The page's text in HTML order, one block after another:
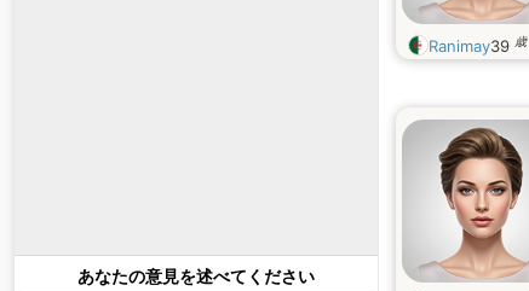
あなたの意見を述べてください
Ranimay39 歳